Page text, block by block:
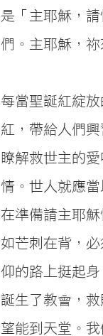
是「主耶穌，
們。主耶穌，
每當聖誕紅綻
紅，帶給人們
瞭解救世主的
情。世人就應
在準備請主耶
如芒刺在背，
仰的路上挺起
誕生了教會，
望能到天堂。